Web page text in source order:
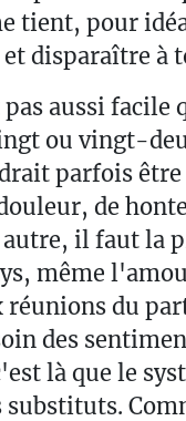
tient, pour
et disparaître à
aussi facile
ou vingt-
parfois
de
autre, il faut la
même
du
des
là que le
substituts.